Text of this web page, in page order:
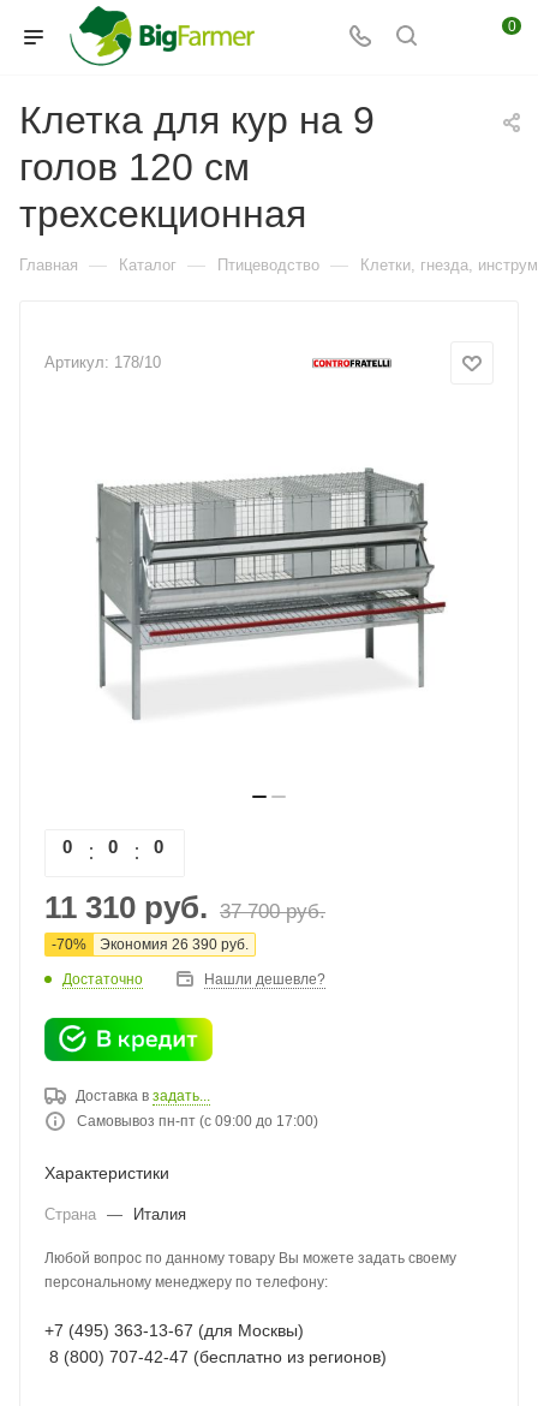
0
Клетка для кур на 9
голов 120 см
трехсекционная
Главная — Каталог — Птицеводство — Клетки, гнезда,
Артикул: 178/10
0 0 0
11 310 руб. 37 700руб.
-70% Экономия 26 390 руб.
Достаточно Нашли дешевле?
Доставка в задать...
Самовывоз пн-пт (с 09:00 до 17:00)
Характеристики
Страна — Италия
Любой вопрос по данному товару Вы можете задать своему
персональному менеджеру по телефону:
+7 (495) 363-13-67 (для Москвы)
8 (800) 707-42-47 (бесплатно из регионов)